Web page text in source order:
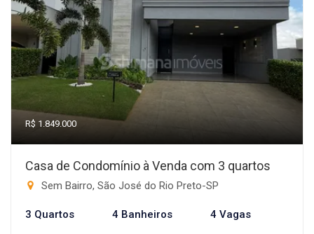
R$ 1.849.000
Casa de Condomínio à Venda com 3 quartos
Sem Bairro, São José do Rio Preto-SP
3 Quartos 4 Banheiros 4 Vagas